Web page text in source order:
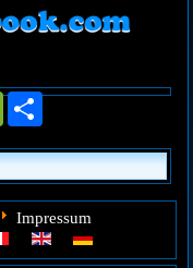
WeChat
Impressum